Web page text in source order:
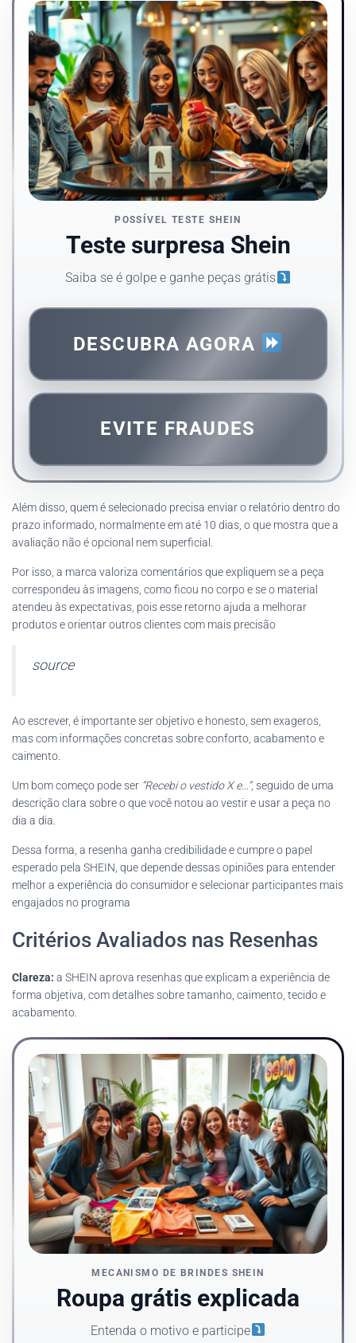
POSSÍVEL TESTE SHEIN
Teste surpresa Shein
Saiba se é golpe e ganhe peças grátis
DESCUBRA AGORA
EVITE FRAUDES
Além disso, quem é selecionado precisa enviar o relatório dentro do
prazo informado, normalmente em até 10 dias, o que mostra que a
avaliação não é opcional nem superficial.
Por isso, a marca valoriza comentários que expliquem se a peça
correspondeu às imagens, como ficou no corpo e se o material
atendeu às expectativas, pois esse retorno ajuda a melhorar
produtos e orientar outros clientes com mais precisão
source
Ao escrever, é importante ser objetivo e honesto, sem exageros,
mas com informações concretas sobre conforto, acabamento e
caimento.
Um bom começo pode ser “Recebi o vestido X e…”, seguido de uma
descrição clara sobre o que você notou ao vestir e usar a peça no
dia a dia.
Dessa forma, a resenha ganha credibilidade e cumpre o papel
esperado pela SHEIN, que depende dessas opiniões para entender
melhor a experiência do consumidor e selecionar participantes mais
engajados no programa
Critérios Avaliados nas Resenhas
Clareza: a SHEIN aprova resenhas que explicam a experiência de
forma objetiva, com detalhes sobre tamanho, caimento, tecido e
acabamento.
MECANISMO DE BRINDES SHEIN
Roupa grátis explicada
Entenda o motivo e participe